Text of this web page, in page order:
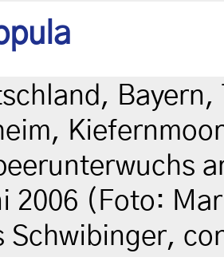
2006 (Foto:
Schwibinger,